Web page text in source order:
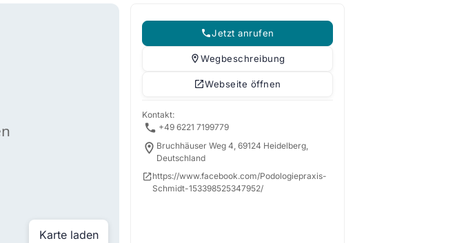
Karte laden
Jetzt anrufen
Wegbeschreibung
Webseite öffnen
Kontakt:
+49 6221 7199779
Bruchhäuser Weg 4, 69124 Heidelberg,
Deutschland
https://www.facebook.com/Podologiepraxis-
Schmidt-153398525347952/